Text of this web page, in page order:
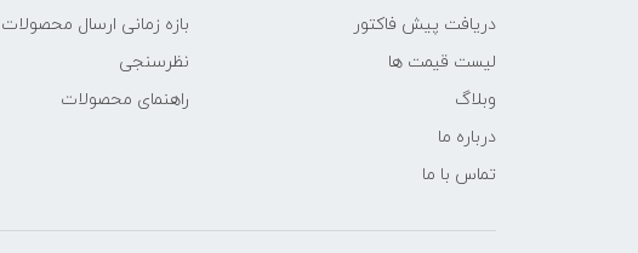
دریافت پیش فاکتور
لیست قیمت ها
وبلاگ
درباره ما
تماس با ما
بازه زمانی ارسال محصولات
نظرسنجی
راهنمای محصولات